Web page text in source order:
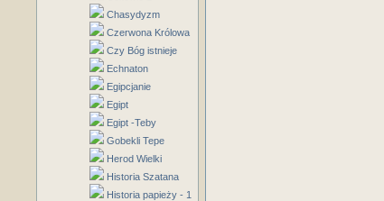
Chasydyzm
Czerwona Królowa
Czy Bóg istnieje
Echnaton
Egipcjanie
Egipt
Egipt -Teby
Gobekli Tepe
Herod Wielki
Historia Szatana
Historia papieży - 1